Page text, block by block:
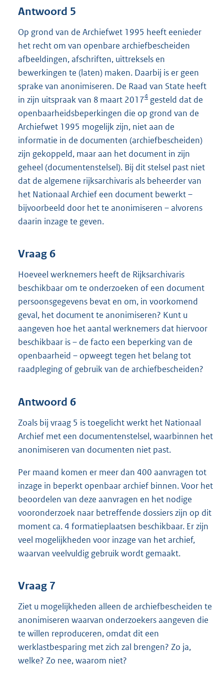
Antwoord 5
Op grond van de Archiefwet 1995 heeft eenieder
het recht om van openbare archiefbescheiden
afbeeldingen, afschriften, uittreksels en
bewerkingen te (laten) maken. Daarbij is er geen
sprake van anonimiseren. De Raad van State heeft
in zijn uitspraak van 8 maart 20174 gesteld dat de
openbaarheidsbeperkingen die op grond van de
Archiefwet 1995 mogelijk zijn, niet aan de
informatie in de documenten (archiefbescheiden)
zijn gekoppeld, maar aan het document in zijn
geheel (documentenstelsel). Bij dit stelsel past niet
dat de algemene rijksarchivaris als beheerder van
het Nationaal Archief een document bewerkt –
bijvoorbeeld door het te anonimiseren – alvorens
daarin inzage te geven.
Vraag 6
Hoeveel werknemers heeft de Rijksarchivaris
beschikbaar om te onderzoeken of een document
persoonsgegevens bevat en om, in voorkomend
geval, het document te anonimiseren? Kunt u
aangeven hoe het aantal werknemers dat hiervoor
beschikbaar is – de facto een beperking van de
openbaarheid – opweegt tegen het belang tot
raadpleging of gebruik van de archiefbescheiden?
Antwoord 6
Zoals bij vraag 5 is toegelicht werkt het Nationaal
Archief met een documentenstelsel, waarbinnen het
anonimiseren van documenten niet past.
Per maand komen er meer dan 400 aanvragen tot
inzage in beperkt openbaar archief binnen. Voor het
beoordelen van deze aanvragen en het nodige
vooronderzoek naar betreffende dossiers zijn op dit
moment ca. 4 formatieplaatsen beschikbaar. Er zijn
veel mogelijkheden voor inzage van het archief,
waarvan veelvuldig gebruik wordt gemaakt.
Vraag 7
Ziet u mogelijkheden alleen de archiefbescheiden te
anonimiseren waarvan onderzoekers aangeven die
te willen reproduceren, omdat dit een
werklastbesparing met zich zal brengen? Zo ja,
welke? Zo nee, waarom niet?